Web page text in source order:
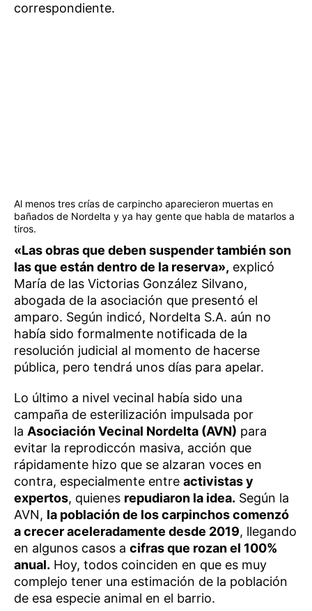
correspondiente.
Al menos tres crías de carpincho aparecieron muertas en
bañados de Nordelta y ya hay gente que habla de matarlos a
tiros.
«Las obras que deben suspender también son
las que están dentro de la reserva», explicó
María de las Victorias González Silvano,
abogada de la asociación que presentó el
amparo. Según indicó, Nordelta S.A. aún no
había sido formalmente notificada de la
resolución judicial al momento de hacerse
pública, pero tendrá unos días para apelar.
Lo último a nivel vecinal había sido una
campaña de esterilización impulsada por
la Asociación Vecinal Nordelta (AVN) para
evitar la reprodiccón masiva, acción que
rápidamente hizo que se alzaran voces en
contra, especialmente entre activistas y
expertos, quienes repudiaron la idea. Según la
AVN, la población de los carpinchos comenzó
a crecer aceleradamente desde 2019, llegando
en algunos casos a cifras que rozan el 100%
anual. Hoy, todos coinciden en que es muy
complejo tener una estimación de la población
de esa especie animal en el barrio.